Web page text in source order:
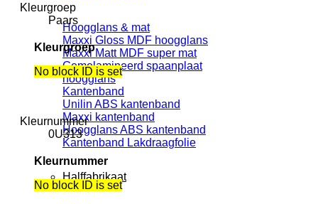
Hoogglans & mat
Maxxi Gloss MDF hoogglans
Maxxi Matt MDF super mat
Gemelamineerd spaanplaat
hoogglans
Kantenband
Unilin ABS kantenband
Maxxi kantenband
Hoogglans ABS kantenband
Kantenband Lakdraagfolie
Halffabrikaat
Kleurgroep
Paars
Kleurgroep
No block ID is set
Kleurnummer
0U313
Kleurnummer
No block ID is set